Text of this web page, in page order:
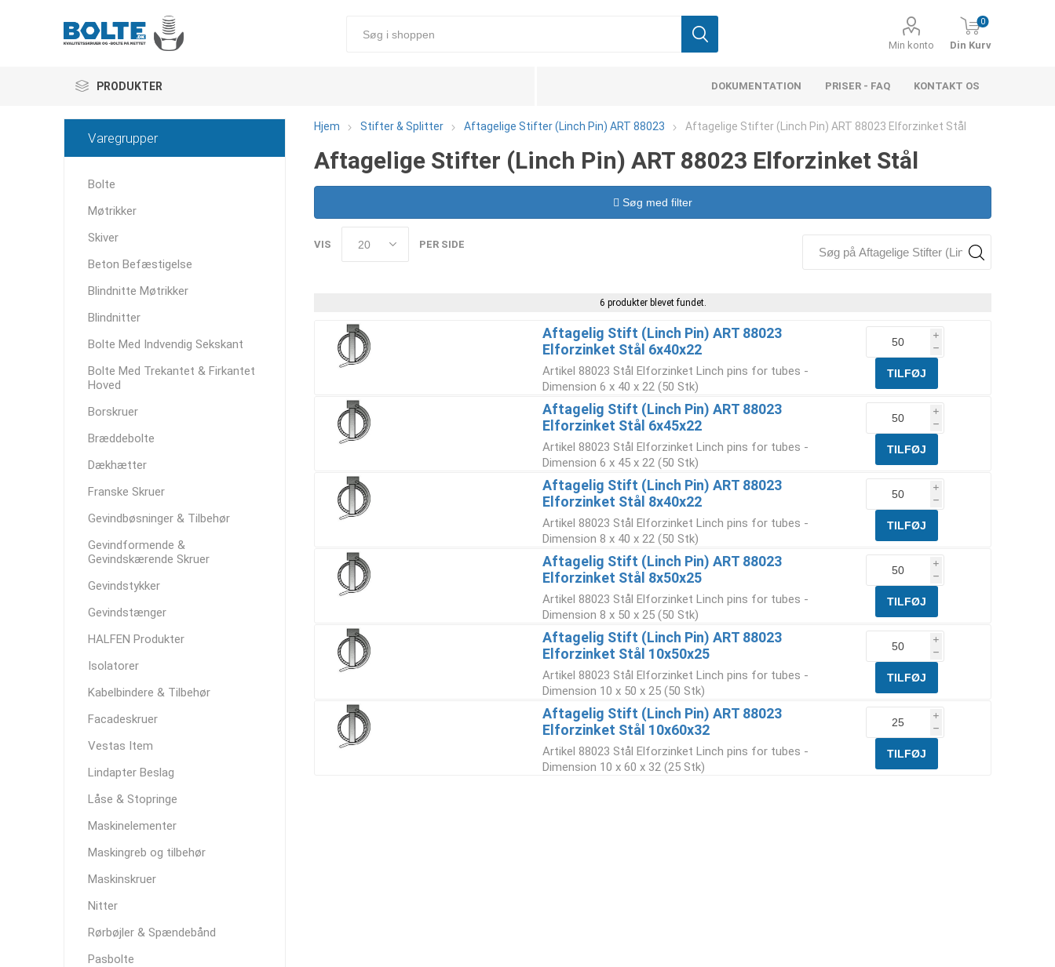
Min konto
0
Din Kurv
PRODUKTER DOKUMENTATION PRISER - FAQ KONTAKT OS
Hjem Stifter & Splitter Aftagelige Stifter (Linch Pin) ART 88023 Aftagelige Stifter (Linch Pin) ART 88023 Elforzinket Stål
Aftagelige Stifter (Linch Pin) ART 88023 Elforzinket Stål
Søg med filter
VIS PER SIDE
6 produkter blevet fundet.
Aftagelig Stift (Linch Pin) ART 88023
Elforzinket Stål 6x40x22
Artikel 88023 Stål Elforzinket Linch pins for tubes -
Dimension 6 x 40 x 22 (50 Stk)
i
h
Aftagelig Stift (Linch Pin) ART 88023
Elforzinket Stål 6x45x22
Artikel 88023 Stål Elforzinket Linch pins for tubes -
Dimension 6 x 45 x 22 (50 Stk)
i
h
Aftagelig Stift (Linch Pin) ART 88023
Elforzinket Stål 8x40x22
Artikel 88023 Stål Elforzinket Linch pins for tubes -
Dimension 8 x 40 x 22 (50 Stk)
i
h
Aftagelig Stift (Linch Pin) ART 88023
Elforzinket Stål 8x50x25
Artikel 88023 Stål Elforzinket Linch pins for tubes -
Dimension 8 x 50 x 25 (50 Stk)
i
h
Aftagelig Stift (Linch Pin) ART 88023
Elforzinket Stål 10x50x25
Artikel 88023 Stål Elforzinket Linch pins for tubes -
Dimension 10 x 50 x 25 (50 Stk)
i
h
Aftagelig Stift (Linch Pin) ART 88023
Elforzinket Stål 10x60x32
Artikel 88023 Stål Elforzinket Linch pins for tubes -
Dimension 10 x 60 x 32 (25 Stk)
i
h
Varegrupper
Bolte
Møtrikker
Skiver
Beton Befæstigelse
Blindnitte Møtrikker
Blindnitter
Bolte Med Indvendig Sekskant
Bolte Med Trekantet & Firkantet
Hoved
Borskruer
Bræddebolte
Dækhætter
Franske Skruer
Gevindbøsninger & Tilbehør
Gevindformende &
Gevindskærende Skruer
Gevindstykker
Gevindstænger
HALFEN Produkter
Isolatorer
Kabelbindere & Tilbehør
Facadeskruer
Vestas Item
Lindapter Beslag
Låse & Stopringe
Maskinelementer
Maskingreb og tilbehør
Maskinskruer
Nitter
Rørbøjler & Spændebånd
Pasbolte